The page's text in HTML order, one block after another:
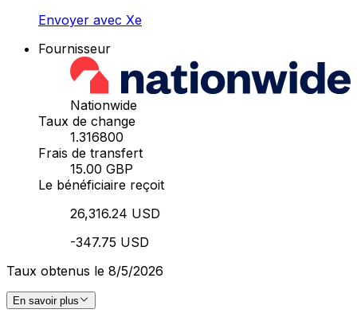
Envoyer avec Xe
Fournisseur
Nationwide
Taux de change
1.316800
Frais de transfert
15.00 GBP
Le bénéficiaire reçoit
26,316.24 USD
-347.75 USD
Taux obtenus le 8/5/2026
En savoir plus